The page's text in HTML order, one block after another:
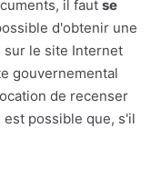
il faut se
d'obtenir une
sur le site Internet
gouvernemental
de recenser
possible que, s'il